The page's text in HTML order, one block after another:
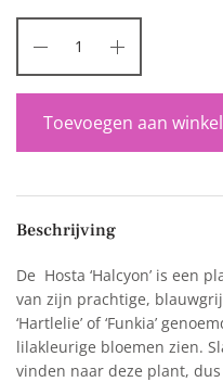
Toevoegen aan
Beschrijving
De Hosta ‘Halcyon’ is een
van zijn prachtige,
‘Hartlelie’ of ‘Funkia’
lilakleurige bloemen zien.
vinden naar deze plant,